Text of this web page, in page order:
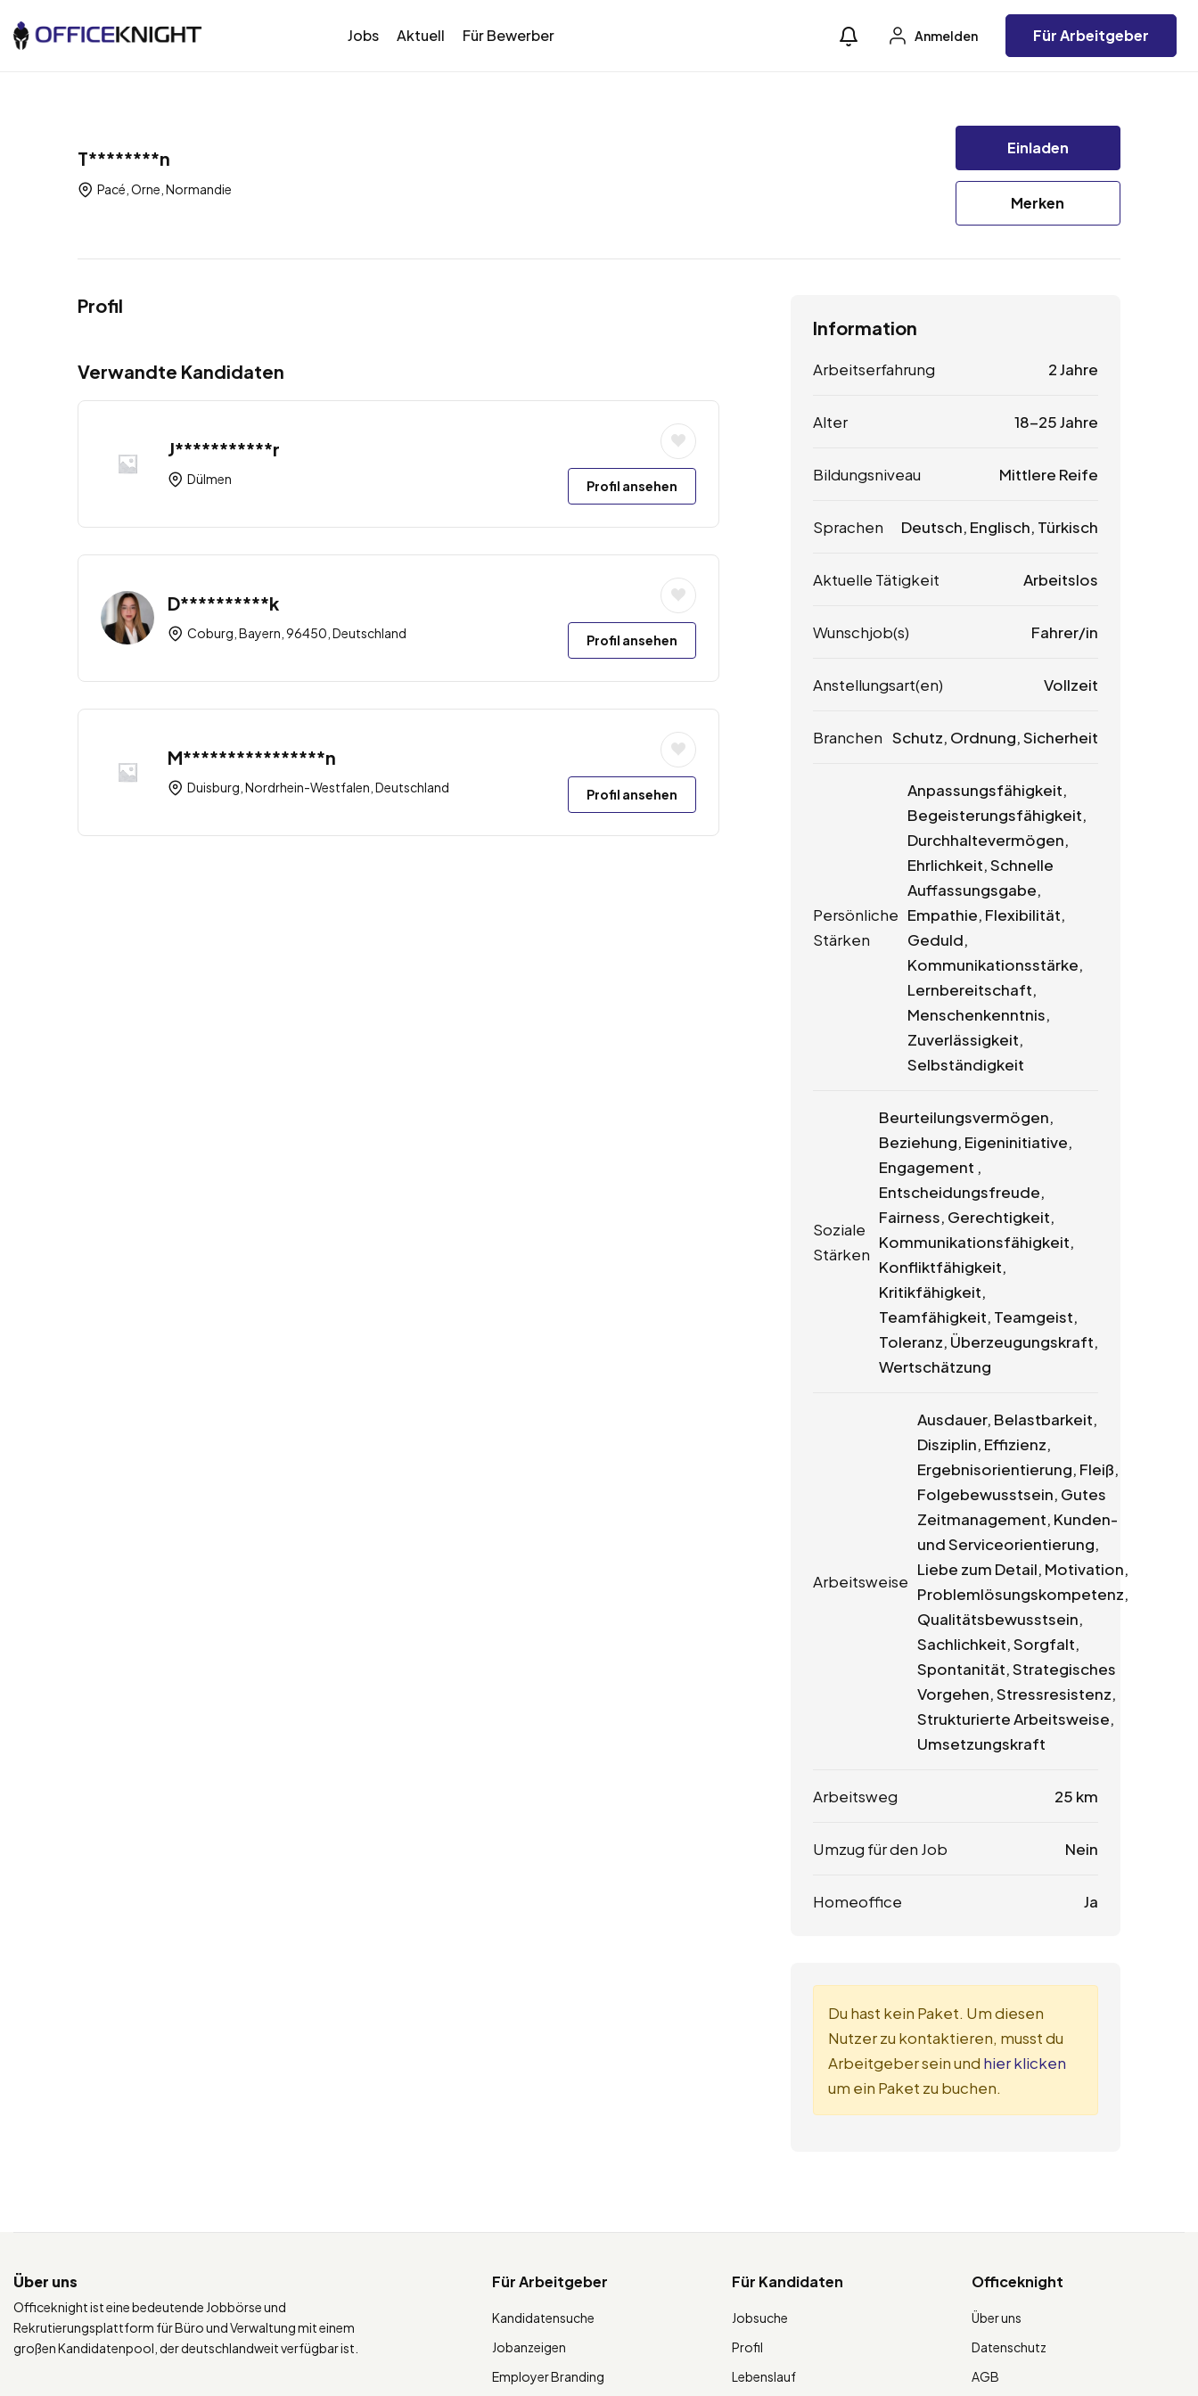
Jobs Aktuell Für Bewerber Anmelden Für Arbeitgeber
T********n
Pacé, Orne, Normandie
Einladen
Merken
Profil
Verwandte Kandidaten
J***********r
Dülmen Profil ansehen
D**********k
Coburg, Bayern, 96450, Deutschland Profil ansehen
M****************n
Duisburg, Nordrhein-Westfalen, Deutschland Profil ansehen
Information
Arbeitserfahrung 2 Jahre
Alter 18-25 Jahre
Bildungsniveau Mittlere Reife
Sprachen Deutsch, Englisch, Türkisch
Aktuelle Tätigkeit Arbeitslos
Wunschjob(s) Fahrer/in
Anstellungsart(en) Vollzeit
Branchen Schutz, Ordnung, Sicherheit
Persönliche
Stärken
Anpassungsfähigkeit,
Begeisterungsfähigkeit,
Durchhaltevermögen,
Ehrlichkeit, Schnelle
Auffassungsgabe,
Empathie, Flexibilität,
Geduld,
Kommunikationsstärke,
Lernbereitschaft,
Menschenkenntnis,
Zuverlässigkeit,
Selbständigkeit
Soziale
Stärken
Beurteilungsvermögen,
Beziehung, Eigeninitiative,
Engagement ,
Entscheidungsfreude,
Fairness, Gerechtigkeit,
Kommunikationsfähigkeit,
Konfliktfähigkeit,
Kritikfähigkeit,
Teamfähigkeit, Teamgeist,
Toleranz, Überzeugungskraft,
Wertschätzung
Arbeitsweise
Ausdauer, Belastbarkeit,
Disziplin, Effizienz,
Ergebnisorientierung, Fleiß,
Folgebewusstsein, Gutes
Zeitmanagement, Kunden-
und Serviceorientierung,
Liebe zum Detail, Motivation,
Problemlösungskompetenz,
Qualitätsbewusstsein,
Sachlichkeit, Sorgfalt,
Spontanität, Strategisches
Vorgehen, Stressresistenz,
Strukturierte Arbeitsweise,
Umsetzungskraft
Arbeitsweg 25 km
Umzug für den Job Nein
Homeoffice Ja
Du hast kein Paket. Um diesen
Nutzer zu kontaktieren, musst du
Arbeitgeber sein und hier klicken
um ein Paket zu buchen.
Über uns
Officeknight ist eine bedeutende Jobbörse und
Rekrutierungsplattform für Büro und Verwaltung mit einem
großen Kandidatenpool, der deutschlandweit verfügbar ist.
Für Arbeitgeber
Kandidatensuche
Jobanzeigen
Employer Branding
Für Kandidaten
Jobsuche
Profil
Lebenslauf
Officeknight
Über uns
Datenschutz
AGB